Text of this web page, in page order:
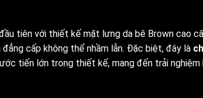
tiên với thiết kế mặt lưng da bê Brown cao
cấp không thể nhầm lẫn. Đặc biệt, đây là
tiến lớn trong thiết kế, mang đến trải nghiệm